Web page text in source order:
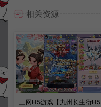
相关资源
三网H5游戏【九州长生衍H5